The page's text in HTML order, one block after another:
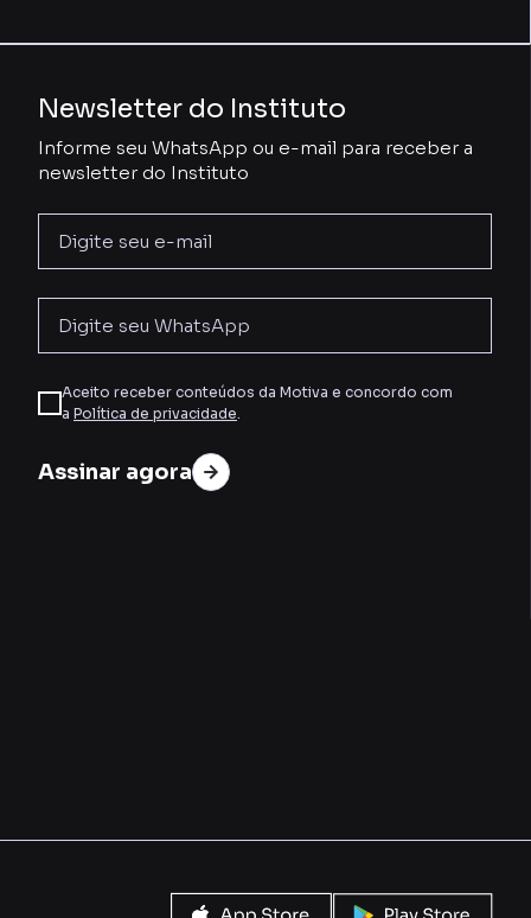
Newsletter do Instituto
Informe seu WhatsApp ou e-mail para receber a
newsletter do Instituto
Aceito receber conteúdos da Motiva e concordo com
a Política de privacidade.
Assinar agora